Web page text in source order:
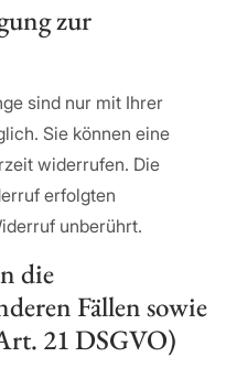
zur
sind nur mit Ihrer
Sie können eine
widerrufen. Die
erfolgten
unberührt.
die
Fällen sowie
21 DSGVO)